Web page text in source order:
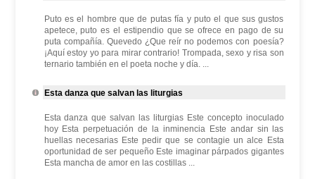
Puto es el hombre que de putas fía y puto el que sus gustos
apetece, puto es el estipendio que se ofrece en pago de su
puta compañía. Quevedo ¿Que reír no podemos con poesía?
¡Aquí estoy yo para mirar contrario! Trompada, sexo y risa son
ternario también en el poeta noche y día. ...
Esta danza que salvan las liturgias
Esta danza que salvan las liturgias Este concepto inoculado
hoy Esta perpetuación de la inminencia Este andar sin las
huellas necesarias Este pedir que se contagie un alce Esta
oportunidad de ser pequeño Este imaginar párpados gigantes
Esta mancha de amor en las costillas ...